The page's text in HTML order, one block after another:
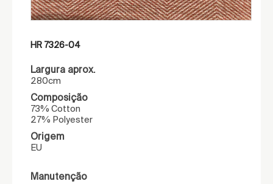
HR 7326-04
Largura aprox.
280cm
Composição
73% Cotton
27% Polyester
Origem
EU
Manutenção